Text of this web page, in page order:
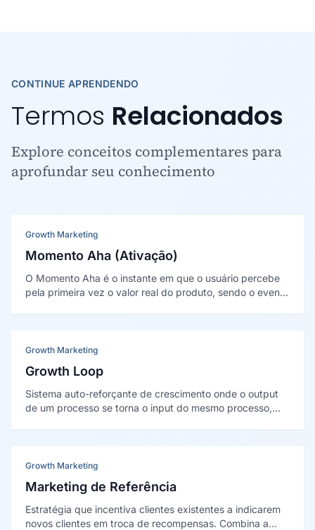
CONTINUE APRENDENDO
Termos Relacionados
Explore conceitos complementares para
aprofundar seu conhecimento
Growth Marketing
Momento Aha (Ativação)
O Momento Aha é o instante em que o usuário percebe
pela primeira vez o valor real do produto, sendo o evento
Growth Marketing
Growth Loop
Sistema auto-reforçante de crescimento onde o output
de um processo se torna o input do mesmo processo,
motor que se auto-alimenta.
Growth Marketing
Marketing de Referência
Estratégia que incentiva clientes existentes a indicarem
novos clientes em troca de recompensas. Combina a